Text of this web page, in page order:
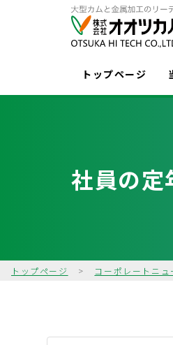
トップページ
社員の定
トップページ > コーポレートニュ